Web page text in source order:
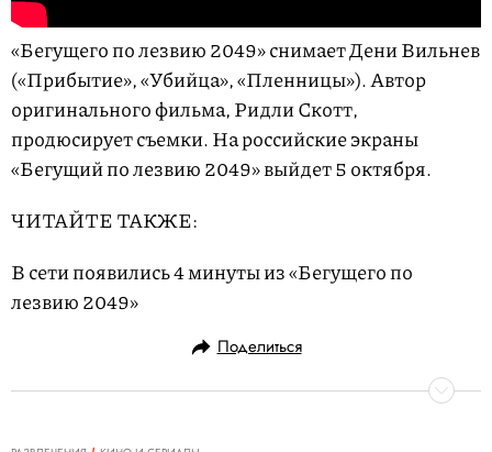
«Бегущего по лезвию 2049» снимает Дени Вильнев
(«Прибытие», «Убийца», «Пленницы»). Автор
оригинального фильма, Ридли Скотт,
продюсирует съемки. На российские экраны
«Бегущий по лезвию 2049» выйдет 5 октября.
ЧИТАЙТЕ ТАКЖЕ:
В сети появились 4 минуты из «Бегущего по
лезвию 2049»
Поделиться